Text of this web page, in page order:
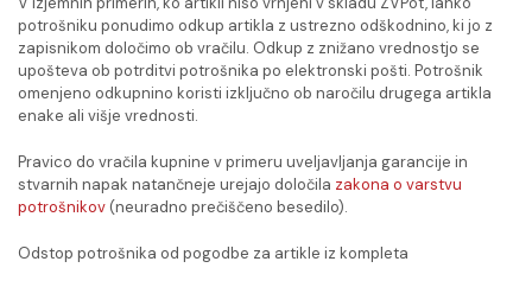
potrošniku ponudimo odkup artikla z ustrezno odškodnino, ki jo z
zapisnikom določimo ob vračilu. Odkup z znižano vrednostjo se
upošteva ob potrditvi potrošnika po elektronski pošti. Potrošnik
omenjeno odkupnino koristi izključno ob naročilu drugega artikla
enake ali višje vrednosti.
Pravico do vračila kupnine v primeru uveljavljanja garancije in
stvarnih napak natančneje urejajo določila zakona o varstvu
potrošnikov(neuradno prečiščeno besedilo).
Odstop potrošnika od pogodbe za artikle iz kompleta